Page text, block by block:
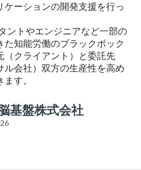
ケーションの開発支援を行っ
ントやエンジニアなど一部の
た知能労働のブラックボック
（クライアント）と委託先
ル会社）双方の生産性を高め
す。
基盤株式会社